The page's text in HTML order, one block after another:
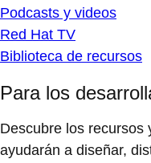
Podcasts y videos
Red Hat TV
Biblioteca de recursos
Para los
Descubre los recursos
ayudarán a diseñar,